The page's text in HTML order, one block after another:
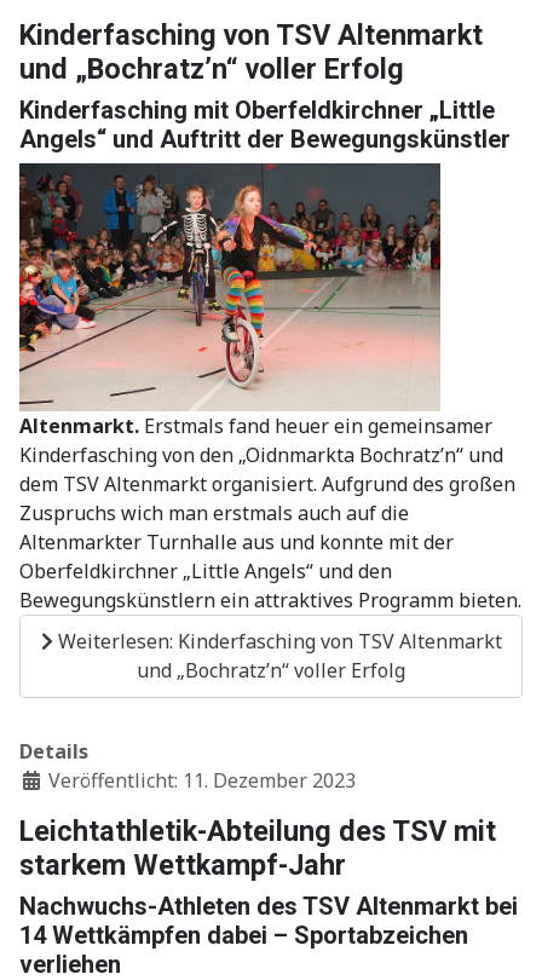
Kinderfasching von TSV Altenmarkt
und „Bochratz’n“ voller Erfolg
Kinderfasching mit Oberfeldkirchner „Little
Angels“ und Auftritt der Bewegungskünstler
Altenmarkt. Erstmals fand heuer ein gemeinsamer
Kinderfasching von den „Oidnmarkta Bochratz’n“ und
dem TSV Altenmarkt organisiert. Aufgrund des großen
Zuspruchs wich man erstmals auch auf die
Altenmarkter Turnhalle aus und konnte mit der
Oberfeldkirchner „Little Angels“ und den
Bewegungskünstlern ein attraktives Programm bieten.
Weiterlesen: Kinderfasching von TSV Altenmarkt
und „Bochratz’n“ voller Erfolg
Details
Veröffentlicht: 11. Dezember 2023
Leichtathletik-Abteilung des TSV mit
starkem Wettkampf-Jahr
Nachwuchs-Athleten des TSV Altenmarkt bei
14 Wettkämpfen dabei – Sportabzeichen
verliehen